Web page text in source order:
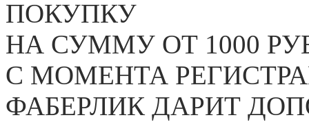
ПОКУПКУ
НА СУММУ ОТ 1000
С МОМЕНТА
ФАБЕРЛИК ДАРИТ